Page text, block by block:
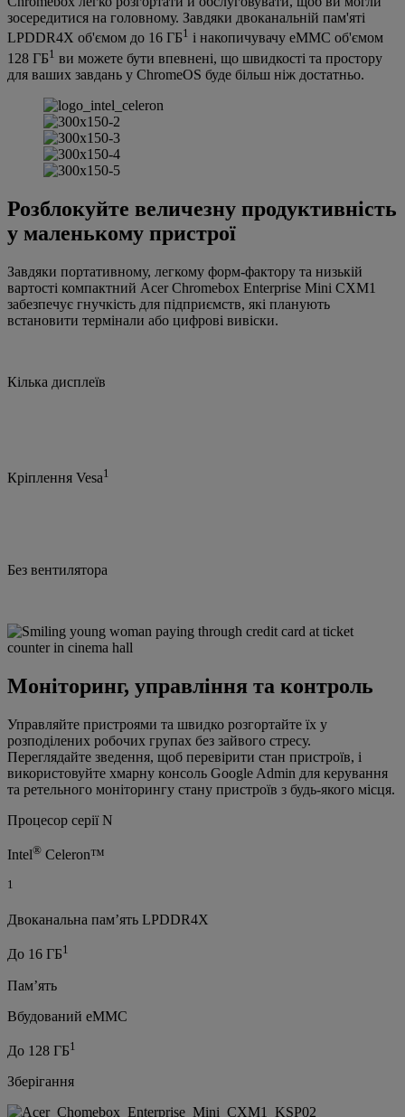
зосередитися на головному. Завдяки двоканальній пам'яті
LPDDR4X об'ємом до 16 ГБ1 і накопичувачу eMMC об'ємом
128 ГБ1 ви можете бути впевнені, що швидкості та простору
для ваших завдань у ChromeOS буде більш ніж достатньо.
Розблокуйте величезну продуктивність
у маленькому пристрої
Завдяки портативному, легкому форм-фактору та низькій
вартості компактний Acer Chromebox Enterprise Mini CXM1
забезпечує гнучкість для підприємств, які планують
встановити термінали або цифрові вивіски.
Кілька дисплеїв
Кріплення Vesa1
Без вентилятора
Моніторинг, управління та контроль
Управляйте пристроями та швидко розгортайте їх у
розподілених робочих групах без зайвого стресу.
Переглядайте зведення, щоб перевірити стан пристроїв, і
використовуйте хмарну консоль Google Admin для керування
та ретельного моніторингу стану пристроїв з будь-якого місця.
Процесор серії N
Intel® Celeron™
1
Двоканальна пам’ять LPDDR4X
До 16 ГБ1
Пам’ять
Вбудований eMMC
До 128 ГБ1
Зберігання